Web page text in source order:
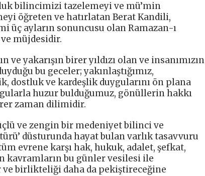
bilincimizi tazelemeyi ve mü’min
öğreten ve hatırlatan Berat Kandili,
üç ayların sonuncusu olan Ramazan-ı
ve müjdesidir.
yakarışın birer yıldızı olan ve insanımızın
bu geceler; yakınlaştığımız,
dostluk ve kardeşlik duygularını ön plana
huzur bulduğumuz, gönüllerin hakkı
zaman dilimidir.
ve zengin bir medeniyet bilinci ve
düsturunda hayat bulan varlık tasavvuru
evrene karşı hak, hukuk, adalet, şefkat,
bu günler vesilesi ile
birlikteliği daha da pekiştireceğine